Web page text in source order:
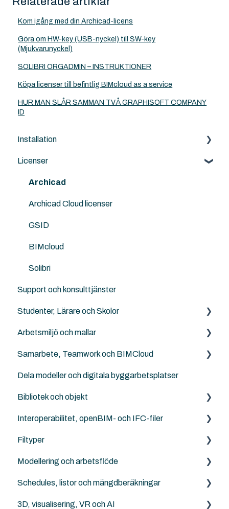
Kom igång med din Archicad-licens
Göra om HW-key (USB-nyckel) till SW-key
(Mjukvarunyckel)
SOLIBRI ORGADMIN – INSTRUKTIONER
Köpa licenser till befintlig BIMcloud as a service
HUR MAN SLÅR SAMMAN TVÅ GRAPHISOFT COMPANY
ID
Installation
Archicad
BIMcloud
Nordic Tools
Solibri
ArchiTerra
Goodies for Archicad
Design LCA
SweTools
Twinmotion
Licenser
Archicad
Archicad Cloud licenser
GSID
BIMcloud
Solibri
Support och konsulttjänster
Studenter, Lärare och Skolor
Archicad BIM för elever, lärare och skolor
Landskapsarkitekter, kartor och terräng
Ingenjörer och konstruktörer
Arbetsmiljö och mallar
NordicTools template
Templates
Attribut
Work Enviroment
Migration mellan versioner
Samarbete, Teamwork och BIMCloud
Generellt sett
Felsökning
Rutiner
Other Collaboration solutions
Sammarbete med Revit
Dela modeller och digitala byggarbetsplatser
Bibliotek och objekt
Externa objekt
Archicad standard bibliotek
Interoperabilitet, openBIM- och IFC-filer
IFC generellt
Archicad
Filtyper
PDF
DXF/DWG File (.dxf, .dwg)
Punktmoln
Modellering och arbetsflöde
Archicad
NordicTools
Schedules, listor och mängdberäkningar
Archicad
3D, visualisering, VR och AI